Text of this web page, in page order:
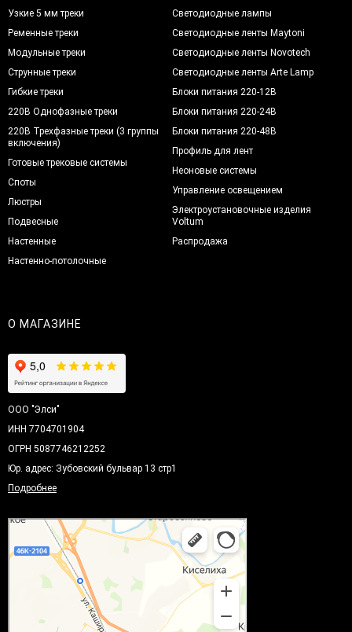
Узкие 5 мм треки
Ременные треки
Модульные треки
Струнные треки
Гибкие треки
220В Однофазные треки
220В Трехфазные треки (3 группы
включения)
Готовые трековые системы
Споты
Люстры
Подвесные
Настенные
Настенно-потолочные
Светодиодные лампы
Светодиодные ленты Maytoni
Светодиодные ленты Novotech
Светодиодные ленты Arte Lamp
Блоки питания 220-12В
Блоки питания 220-24В
Блоки питания 220-48В
Профиль для лент
Неоновые системы
Управление освещением
Электроустановочные изделия
Voltum
Распродажа
О МАГАЗИНЕ
ООО "Элси"
ИНН 7704701904
ОГРН 5087746212252
Юр. адрес: Зубовский бульвар 13 стр1
Подробнее